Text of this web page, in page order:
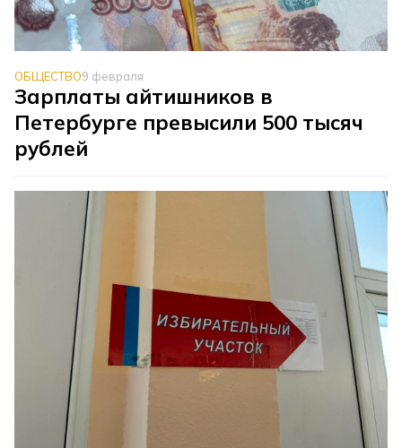
ОБЩЕСТВО9 февраля
Зарплаты айтишников в
Петербурге превысили 500 тысяч
рублей